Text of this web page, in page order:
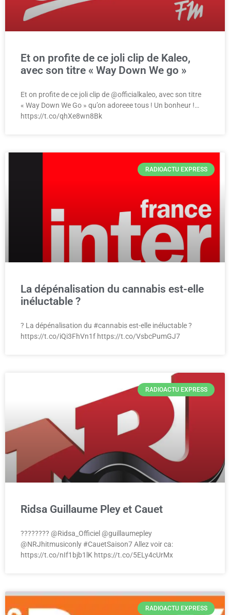
Et on profite de ce joli clip de Kaleo,
avec son titre « Way Down We go »
Et on profite de ce joli clip de @officialkaleo, avec son titre
« Way Down We Go » qu’on adoreee tous ! Un bonheur !…
https://t.co/qhXe8wn8Bk
RADIOACTU EXPRESS
La dépénalisation du cannabis est-elle
inéluctable ?
? La dépénalisation du #cannabis est-elle inéluctable ?
https://t.co/iQi3FhVn1f https://t.co/VsbcPumGJ7
RADIOACTU EXPRESS
Ridsa Guillaume Pley et Cauet
???????? @Ridsa_Officiel @guillaumepley
@NRJhitmusiconly #CauetSaison7 Allez voir ca:
https://t.co/nIf1bjb1lK https://t.co/5ELy4cUrMx
RADIOACTU EXPRESS